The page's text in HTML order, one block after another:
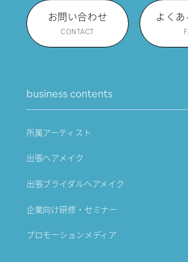
お問い合わせ
CONTACT
よく
business contents
所属アーティスト
出張ヘアメイク
出張ブライダルヘアメイク
企業向け研修・セミナー
プロモーションメディア